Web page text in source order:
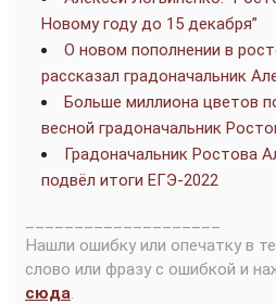
Новому году до 15 декабря”
О новом пополнении в
рассказал градоначальник
Больше миллиона цветов
весной градоначальник
Градоначальник Ростова
подвёл итоги ЕГЭ-2022
Нашли ошибку или опечатку в
слово или фразу с ошибкой и
сюда.